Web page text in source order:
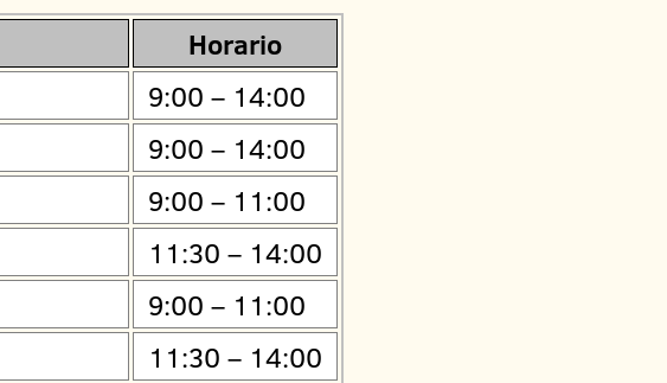
Horario
9:00 – 14:00
9:00 – 14:00
9:00 – 11:00
11:30 – 14:00
9:00 – 11:00
11:30 – 14:00